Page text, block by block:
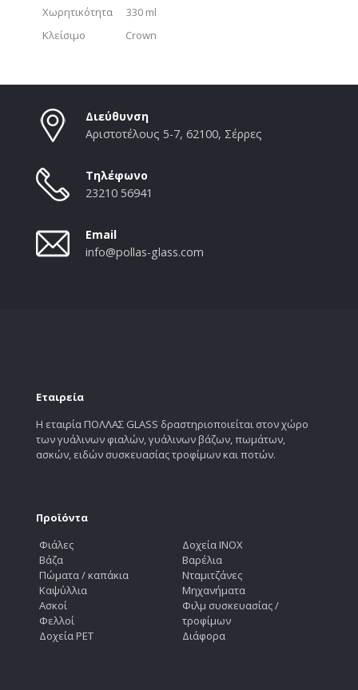
Χωρητικότητα
330 ml
Κλείσιμο
Crown
Διεύθυνση
Αριστοτέλους 5-7, 62100, Σέρρες
Τηλέφωνο
23210 56941
Email
info@pollas-glass.com
Εταιρεία
Η εταιρία ΠΟΛΛΑΣ GLASS δραστηριοποιείται στον χώρο
των γυάλινων φιαλών, γυάλινων βάζων, πωμάτων,
ασκών, ειδών συσκευασίας τροφίμων και ποτών.
Προϊόντα
Φιάλες
Βάζα
Πώματα / καπάκια
Καψύλλια
Ασκοί
Φελλοί
Δοχεία PET
Δοχεία INOX
Βαρέλια
Νταμιτζάνες
Μηχανήματα
Φιλμ συσκευασίας /
τροφίμων
Διάφορα